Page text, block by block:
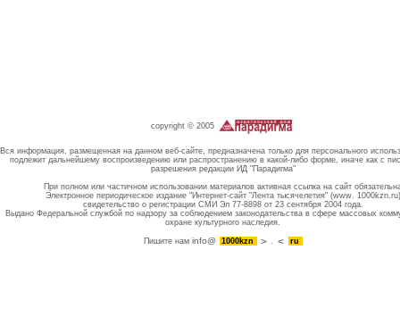
copyright © 2005
Вся информация, размещенная на данном веб-сайте, предназначена только для персонального
подлежит дальнейшему воспроизведению или распространению в какой-либо форме, иначе как с
разрешения редакции ИД "Парадигма"
При полном или частичном использовании материалов активная ссылка на сайт
Электронное периодическое издание "Интернет-сайт "Лента тысячелетия" (www. 1000kzn.ru)
свидетельство о регистрации СМИ Эл 77-8898 от 23 сентября 2004 года.
Выдано Федеральной службой по надзору за соблюдением законодательства в сфере массовых
охране культурного наследия.
Пишите намinfo@ 1000kzn . ru